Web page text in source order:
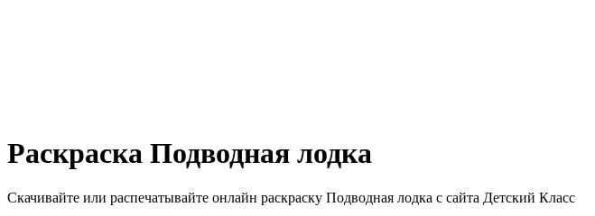
Раскраска Подводная лодка
Скачивайте или распечатывайте онлайн раскраску Подводная лодка с сайта Детский Класс